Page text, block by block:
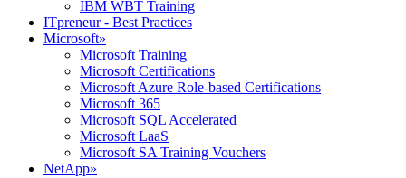
IBM WBT Training
ITpreneur - Best Practices
Microsoft»
Microsoft Training
Microsoft Certifications
Microsoft Azure Role-based Certifications
Microsoft 365
Microsoft SQL Accelerated
Microsoft LaaS
Microsoft SA Training Vouchers
NetApp»